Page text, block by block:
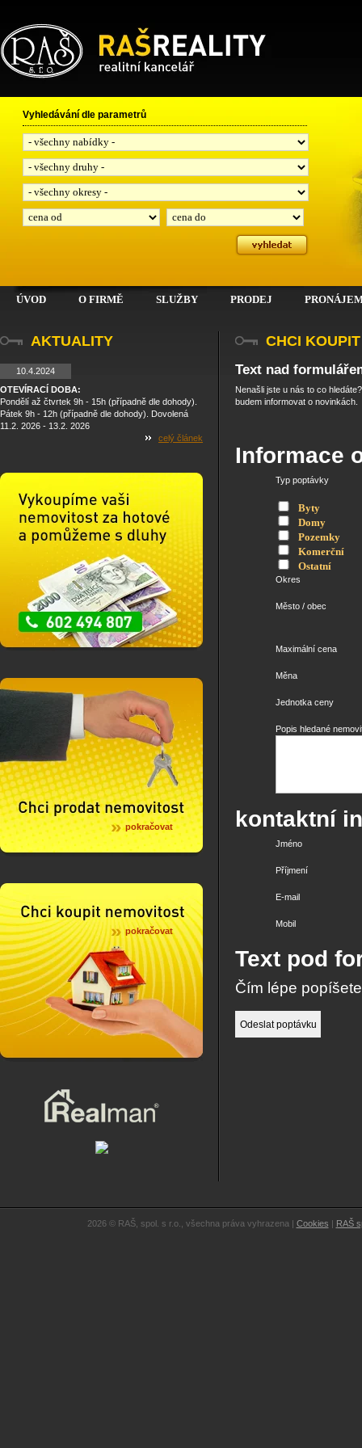
RAŠ, spol. s r.o.
Vyhledávání dle parametrů
ÚVOD O FIRMĚ SLUŽBY PRODEJ
AKTUALITY
10.4.2024
OTEVÍRACÍ DOBA:
Pondělí až čtvrtek 9h - 15h (případně dle dohody).
Pátek 9h - 12h (případně dle dohody). Dovolená
11.2. 2026 - 13.2. 2026
celý článek
pokračovat
pokračovat
CHCI KOUPIT
Text nad
Nenašli jste u nás to co
budem informovat o novinkách.
Informace
Typ poptávky
Byty
Domy
Pozemky
Komerční
Ostatní
Okres
Město / obec
Maximální cena
Měna
Jednotka ceny
Popis hledané
kontaktní
Jméno
Příjmení
E-mail
Mobil
Text pod
Čím lépe
2026 © RAŠ, spol. s r.o., všechna práva vyhrazena | Cookies | RAŠ